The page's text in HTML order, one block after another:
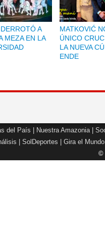
A
MEZA EN LA
MATKOVIĆ
ÚNICO
LA NUEVA
ENDE
del País Nuestra Amazonia|
SolDeportes Gira el Mundo
©